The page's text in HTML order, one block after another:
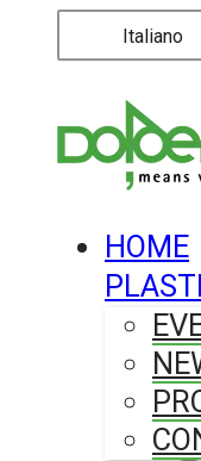
Italiano
HOME